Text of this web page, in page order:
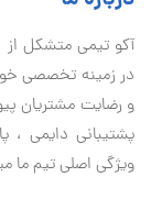
آكو تيمی متشکل
در زمینه تخصصی
و رضایت مشتریان
پشتیبانی دايمی ،
ویژگی اصلی تیم ما